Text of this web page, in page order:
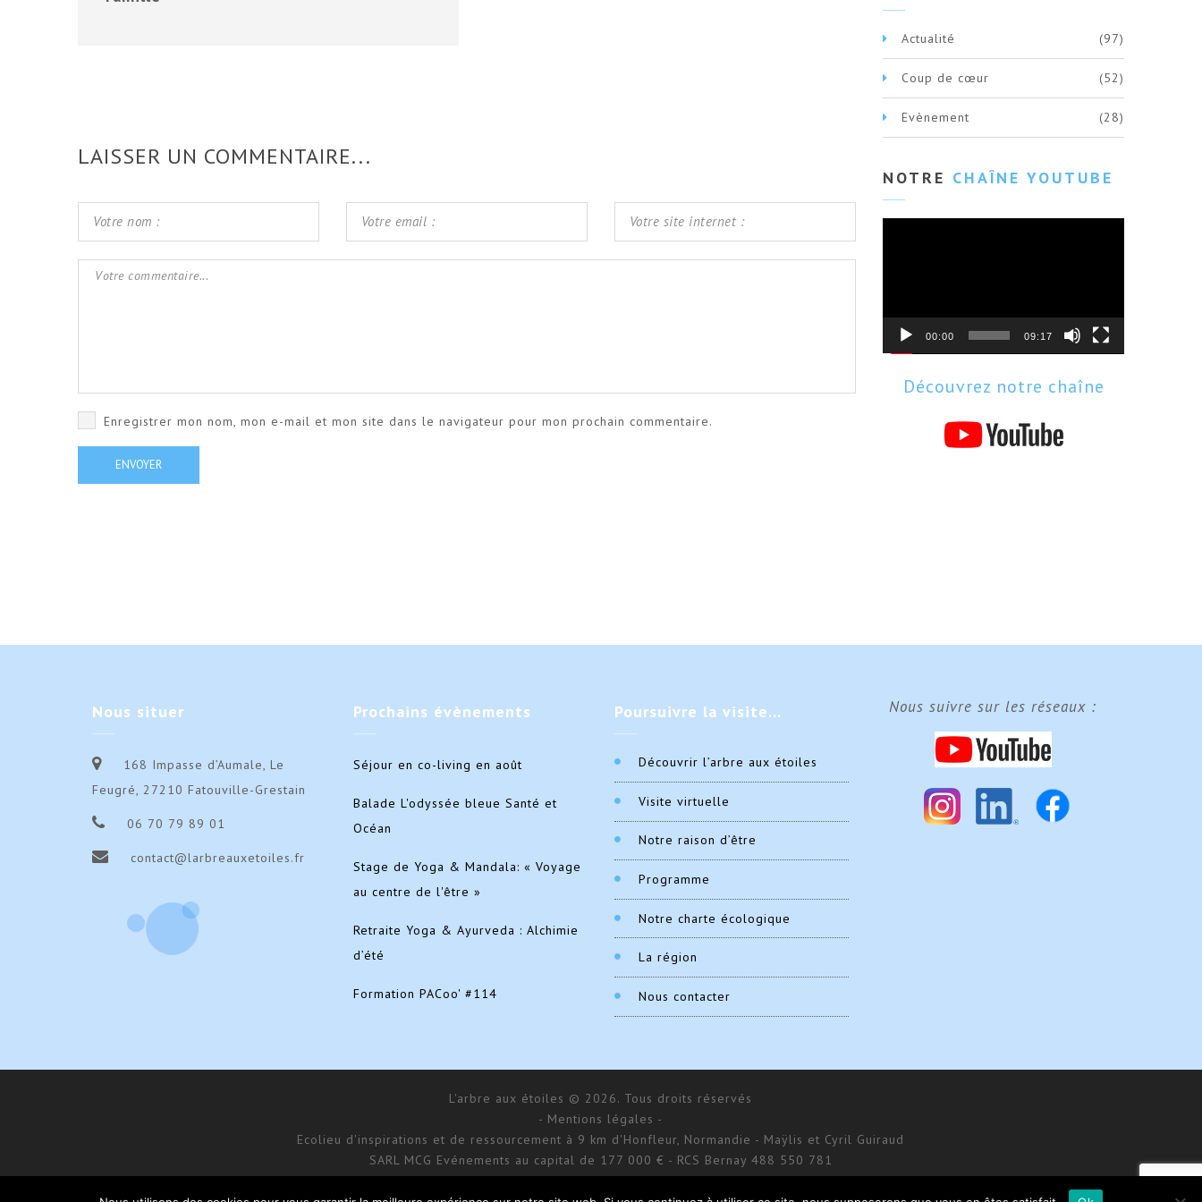
LAISSER UN COMMENTAIRE...
Enregistrer mon nom, mon e-mail et mon site dans le navigateur pour mon prochain commentaire.
Actualité (97)
Coup de cœur (52)
Evènement (28)
NOTRE CHAÎNE YOUTUBE
00:00 09:17
Découvrez notre chaîne
Nous situer
168 Impasse d’Aumale, Le
Feugré, 27210 Fatouville-Grestain
06 70 79 89 01
contact@larbreauxetoiles.fr
Prochains évènements
Séjour en co-living en août
Balade L'odyssée bleue Santé et
Océan
Stage de Yoga & Mandala: « Voyage
au centre de l'être »
Retraite Yoga & Ayurveda : Alchimie
d’été
Formation PACoo' #114
Poursuivre la visite…
Découvrir l’arbre aux étoiles
Visite virtuelle
Notre raison d’être
Programme
Notre charte écologique
La région
Nous contacter
Nous suivre sur les réseaux :
L'arbre aux étoiles © 2026. Tous droits réservés
- Mentions légales -
Ecolieu d'inspirations et de ressourcement à 9 km d'Honfleur, Normandie - Maÿlis et Cyril Guiraud
SARL MCG Evénements au capital de 177 000 € - RCS Bernay 488 550 781
168 impasse d’Aumale - 27 210 Fatouville-Grestain